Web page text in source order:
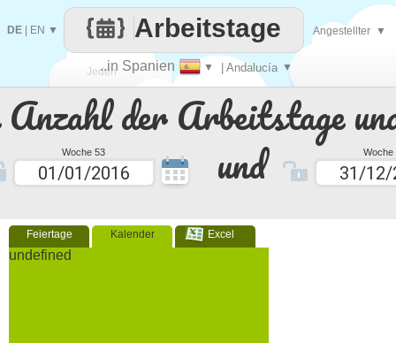
Anzahl der Arbeitstage
Woche 53 und Woche
Feiertage Kalender Excel
undefined
Jeden
Tag
..in Spanien ▼ | Andalucía ▼
Arbeitstage
DE EN ▼ Angestellter ▼